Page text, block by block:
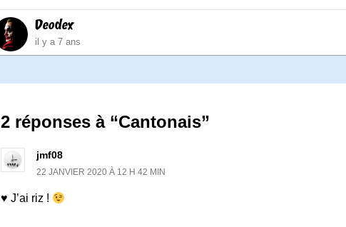
Deodex
il y a 7 ans
2 réponses à “Cantonais”
jmf08
22 JANVIER 2020 À 12 H 42 MIN
♥ J’ai riz !